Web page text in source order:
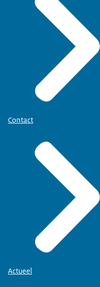
Contact
Actueel